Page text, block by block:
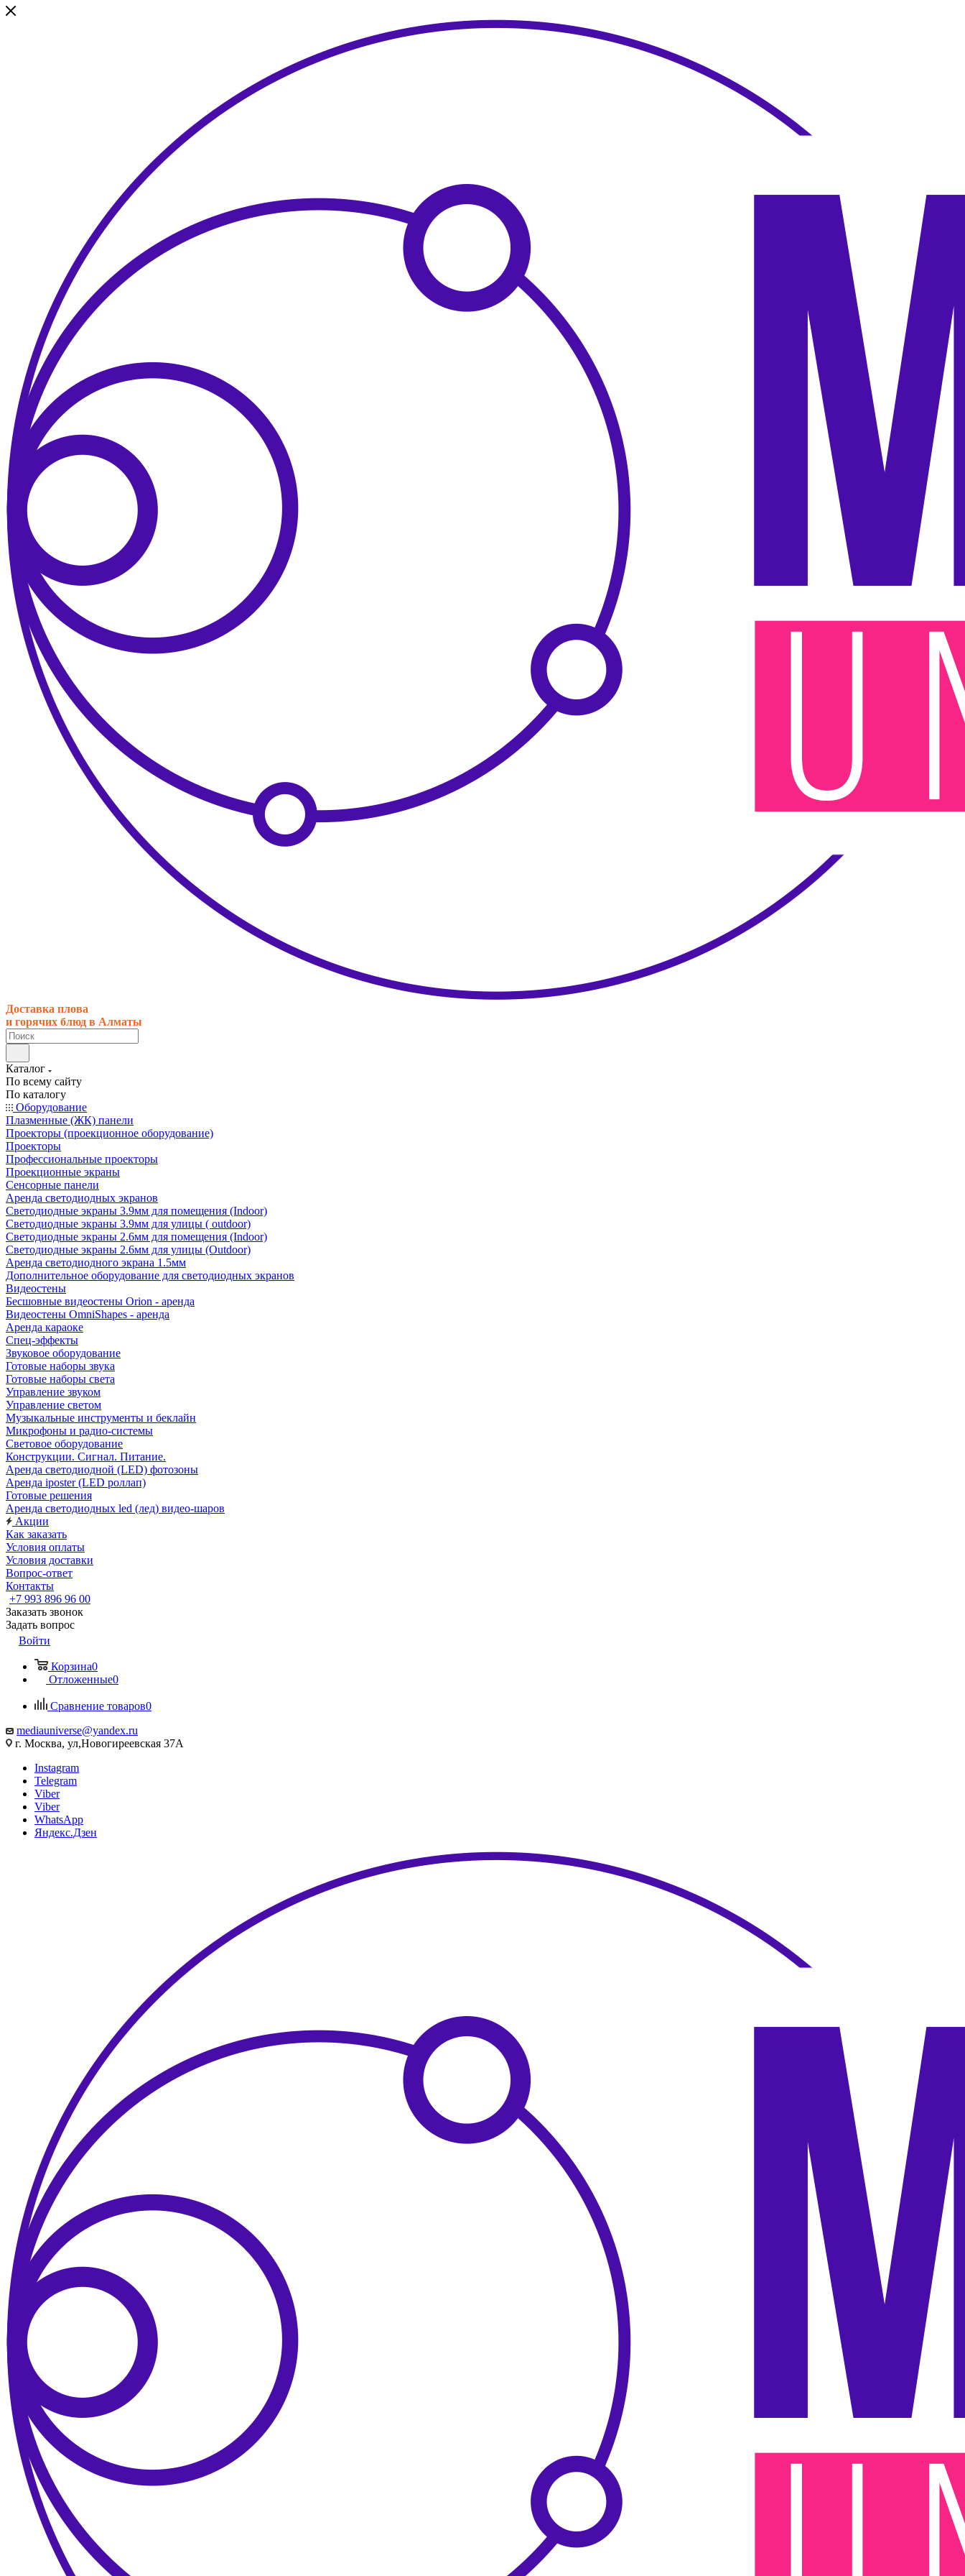
Доставка плова
и горячих блюд в Алматы
Каталог
По всему сайту
По каталогу
Оборудование
Плазменные (ЖК) панели
Проекторы (проекционное оборудование)
Проекторы
Профессиональные проекторы
Проекционные экраны
Сенсорные панели
Аренда светодиодных экранов
Светодиодные экраны 3.9мм для помещения (Indoor)
Светодиодные экраны 3.9мм для улицы ( outdoor)
Светодиодные экраны 2.6мм для помещения (Indoor)
Светодиодные экраны 2.6мм для улицы (Outdoor)
Аренда светодиодного экрана 1.5мм
Дополнительное оборудование для светодиодных экранов
Видеостены
Бесшовные видеостены Orion - аренда
Видеостены OmniShapes - аренда
Аренда караоке
Спец-эффекты
Звуковое оборудование
Готовые наборы звука
Готовые наборы света
Управление звуком
Управление светом
Музыкальные инструменты и беклайн
Микрофоны и радио-системы
Световое оборудование
Конструкции. Сигнал. Питание.
Аренда светодиодной (LED) фотозоны
Аренда iposter (LED роллап)
Готовые решения
Аренда светодиодных led (лед) видео-шаров
Акции
Как заказать
Условия оплаты
Условия доставки
Вопрос-ответ
Контакты
+7 993 896 96 00
Заказать звонок
Задать вопрос
Войти
Корзина0
Отложенные0
Сравнение товаров0
mediauniverse@yandex.ru
г. Москва, ул,Новогиреевская 37А
Instagram
Telegram
Viber
Viber
WhatsApp
Яндекс.Дзен